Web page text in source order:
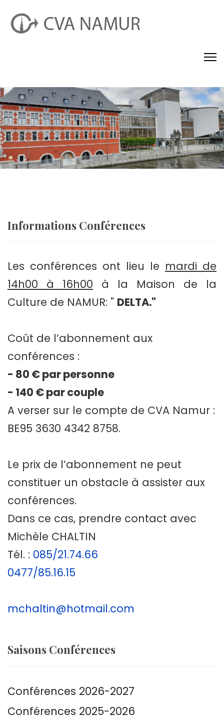
Informations Conférences
Les conférences ont lieu le mardi de
14h00 à 16h00 à la Maison de la
Culture de NAMUR: " DELTA."
Coût de l’abonnement aux
conférences :
- 80 € par personne
- 140 € par couple
A verser sur le compte de CVA Namur :
BE95 3630 4342 8758.
Le prix de l’abonnement ne peut
constituer un obstacle à assister aux
conférences.
Dans ce cas, prendre contact avec
Michèle CHALTIN
Tél. : 085/21.74.66
0477/85.16.15
mchaltin@hotmail.com
Saisons Conférences
Conférences 2026-2027
Conférences 2025-2026